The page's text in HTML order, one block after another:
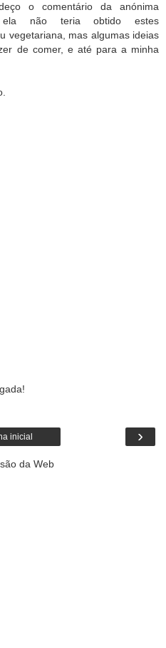
o comentário da anónima
não teria obtido estes
vegetariana, mas algumas ideias
de comer, e até para a minha
›
inicial
da Web